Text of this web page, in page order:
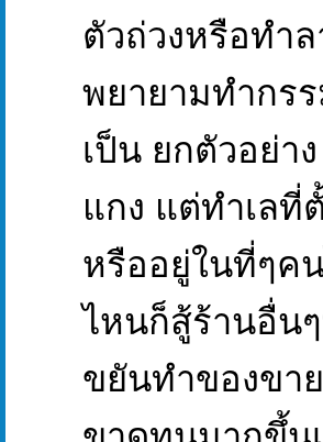
ตัวถ่วงหรือทำ
พยายามทำกร
เป็น ยกตัวอย่า
แกง แต่ทำเลที่
หรืออยู่ในที่ๆค
ไหนก็สู้ร้านอื่น
ขยันทำของขา